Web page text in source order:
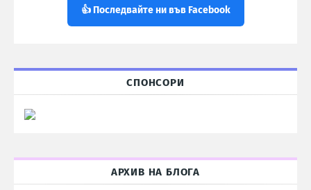
👍 Последвайте ни във Facebook
СПОНСОРИ
АРХИВ НА БЛОГА